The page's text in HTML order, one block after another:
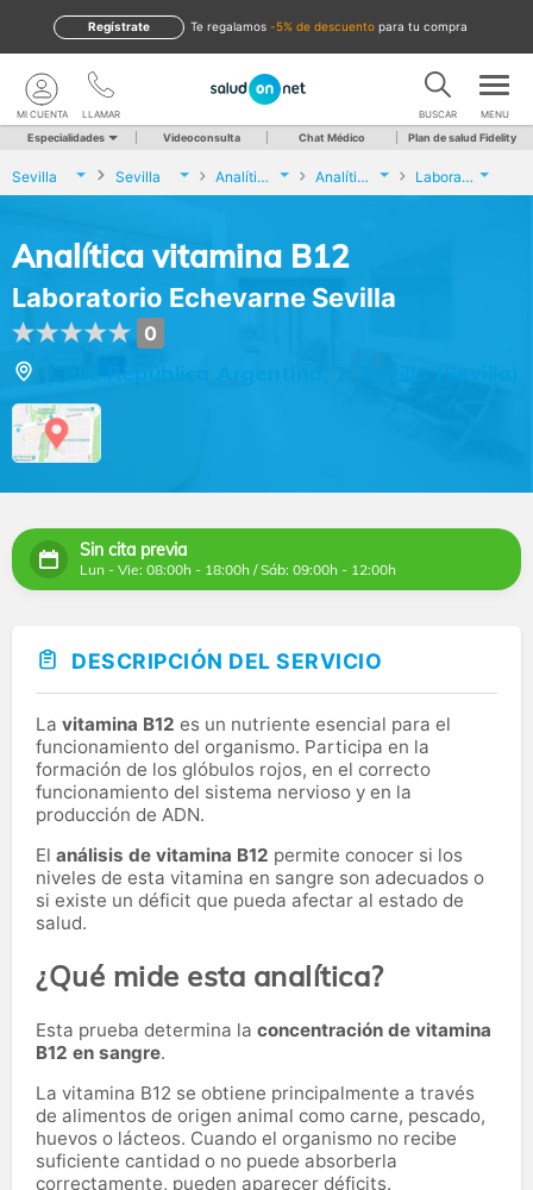
te regalamos -5% de descuento para tu compra
Regístrate
LLAMAR
MI CUENTA BUSCAR MENU
Especialidades Videoconsulta Chat Médico Plan de salud Fidelity
Sevilla Sevilla Analíticas y Genética Analítica vitamina B12 Laboratorio Echevarne Sevilla
Analítica vitamina B12
Laboratorio Echevarne Sevilla
0
Calle República Argentina, 7, Sevilla (Sevilla)
Sin cita previa
Lun - Vie: 08:00h - 18:00h / Sáb: 09:00h - 12:00h
DESCRIPCIÓN DEL SERVICIO
La vitamina B12 es un nutriente esencial para el
funcionamiento del organismo. Participa en la
formación de los glóbulos rojos, en el correcto
funcionamiento del sistema nervioso y en la
producción de ADN.
El análisis de vitamina B12 permite conocer si los
niveles de esta vitamina en sangre son adecuados o
si existe un déficit que pueda afectar al estado de
salud.
¿Qué mide esta analítica?
Esta prueba determina la concentración de vitamina
B12 en sangre.
La vitamina B12 se obtiene principalmente a través
de alimentos de origen animal como carne, pescado,
huevos o lácteos. Cuando el organismo no recibe
suficiente cantidad o no puede absorberla
correctamente, pueden aparecer déficits.